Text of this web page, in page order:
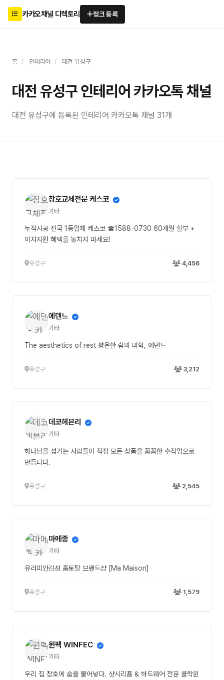
카카오채널 디렉토리 링크 등록
홈 / 인테리어 / 대전 유성구
대전 유성구 인테리어 카카오톡 채널
대전 유성구에 등록된 인테리어 카카오톡 채널 31개
창호교체전문 케스코
기타
누적시공 전국 1등업체 케스코 ☎1588-0730 60개월 할부 +
이자지원 혜택을 놓치지 마세요!
유성구 4,456
에덴느
기타
The aesthetics of rest 평온한 쉼의 미학, 에덴느
유성구 3,212
데코헤븐리
기타
하나님을 섬기는 사람들이 직접 모든 상품을 꼼꼼한 수작업으로
만듭니다.
유성구 2,545
마메종
기타
유러피안감성 홈토탈 브랜드샵 [Ma Maison]
유성구 1,579
윈펙 WINFEC
기타
우리 집 창호에 숨을 불어넣다. 샷시리폼 & 하드웨어 전문 클락윈